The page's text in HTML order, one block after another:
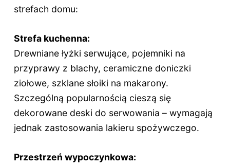
strefach domu:
Strefa kuchenna:
Drewniane łyżki serwujące, pojemniki na
przyprawy z blachy, ceramiczne doniczki
ziołowe, szklane słoiki na makarony.
Szczególną popularnością cieszą się
dekorowane deski do serwowania – wymagają
jednak zastosowania lakieru spożywczego.
Przestrzeń wypoczynkowa: